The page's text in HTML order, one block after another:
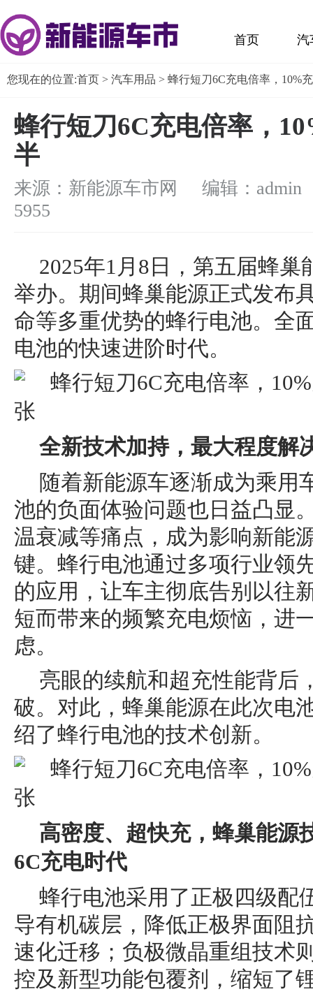
首页 汽
您现在的位置:首页 > 汽车用品 > 蜂行短刀6C充电倍率，10%
蜂行短刀6C充电倍率，
半
来源：新能源车市网 编辑：admin
5955
2025年1月8日，第五届蜂
举办。期间蜂巢能源正式发布
命等多重优势的蜂行电池。全
电池的快速进阶时代。
全新技术加持，最大程度解
随着新能源车逐渐成为乘用
池的负面体验问题也日益凸显
温衰减等痛点，成为影响新能
键。蜂行电池通过多项行业领
的应用，让车主彻底告别以往
短而带来的频繁充电烦恼，进
虑。
亮眼的续航和超充性能背后
破。对此，蜂巢能源在此次电
绍了蜂行电池的技术创新。
高密度、超快充，蜂巢能源
6C充电时代
蜂行电池采用了正极四级配
导有机碳层，降低正极界面阻
速化迁移；负极微晶重组技术
控及新型功能包覆剂，缩短了